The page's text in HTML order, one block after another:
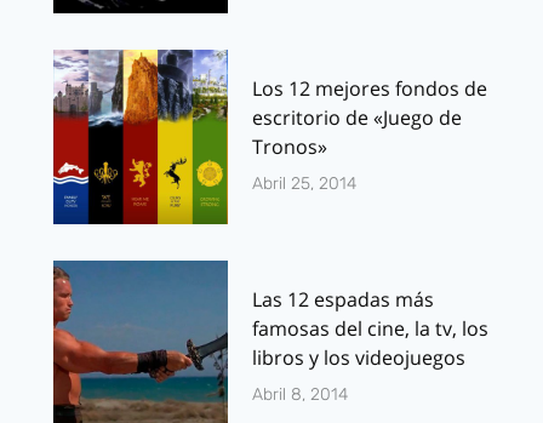
Los 12 mejores fondos de
escritorio de «Juego de
Tronos»
Abril 25, 2014
Las 12 espadas más
famosas del cine, la tv, los
libros y los videojuegos
Abril 8, 2014